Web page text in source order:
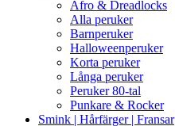
Afro & Dreadlocks
Alla peruker
Barnperuker
Halloweenperuker
Korta peruker
Långa peruker
Peruker 80-tal
Punkare & Rocker
Smink | Hårfärger | Fransar